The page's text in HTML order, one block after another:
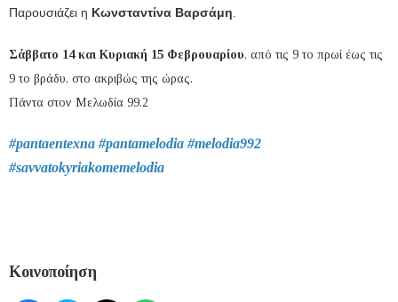
Παρουσιάζει η Κωνσταντίνα Βαρσάμη
Σάββατο 14 και Κυριακή 15 Φεβρουαρίου, από τις 9 το πρωί έως τις
9 το βράδυ, στο ακριβώς της ώρας.
Πάντα στον Μελωδία 99.2
#pantaentexna #pantamelodia #melodia992
#savvatokyriakomemelodia
Κοινοποίηση